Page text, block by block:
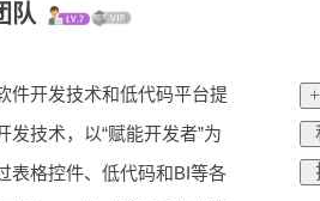
队
件开发技术和低代码平台提
发技术，以“赋能开发者”为
表格控件、低代码和BI等各